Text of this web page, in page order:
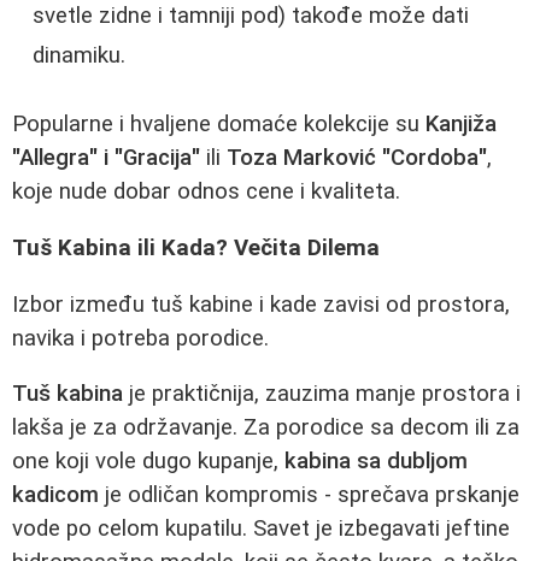
svetle zidne i tamniji pod) takođe može dati
dinamiku.
Popularne i hvaljene domaće kolekcije su Kanjiža
"Allegra" i "Gracija" ili Toza Marković "Cordoba",
koje nude dobar odnos cene i kvaliteta.
Tuš Kabina ili Kada? Večita Dilema
Izbor između tuš kabine i kade zavisi od prostora,
navika i potreba porodice.
Tuš kabina je praktičnija, zauzima manje prostora i
lakša je za održavanje. Za porodice sa decom ili za
one koji vole dugo kupanje, kabina sa dubljom
kadicom je odličan kompromis - sprečava prskanje
vode po celom kupatilu. Savet je izbegavati jeftine